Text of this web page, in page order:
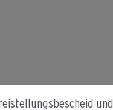
und